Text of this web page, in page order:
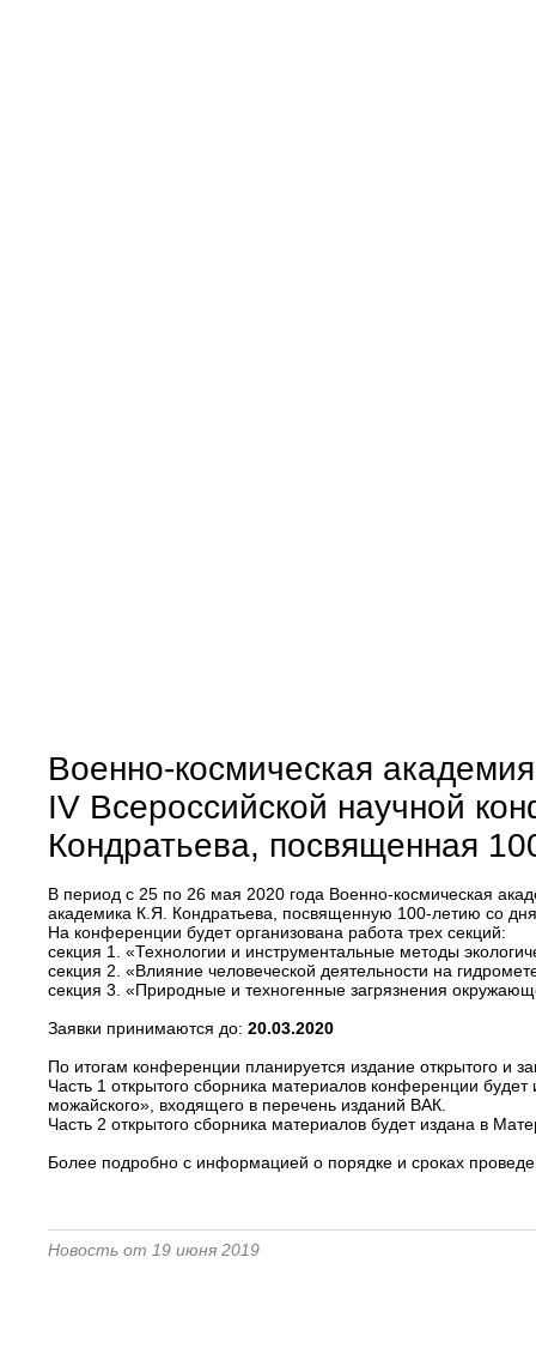
Военно-космическая
IV Всероссийской научной
Кондратьева, посвященная
В период с 25 по 26 мая 2020 года Военно-космическая
академика К.Я. Кондратьева, посвященную 100-летию со
На конференции будет организована работа трех секций:
секция 1. «Технологии и инструментальные методы
секция 2. «Влияние человеческой деятельности на
секция 3. «Природные и техногенные загрязнения
Заявки принимаются до: 20.03.2020
По итогам конференции планируется издание открытого и
Часть 1 открытого сборника материалов конференции
можайского», входящего в перечень изданий ВАК.
Часть 2 открытого сборника материалов будет издана в
Более подробно с информацией о порядке и сроках
Новость от 19 июня 2019